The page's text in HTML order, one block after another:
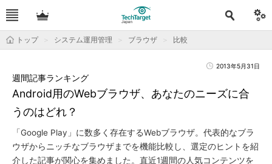
トップ システム運用管理 ブラウザ 比較
2013年5月31日
Android用のWebブラウザ、あなたのニーズに合
うのはどれ？
週間記事ランキング
「Google Play」に数多く存在するWebブラウザ。代表的なブラ
ウザからニッチなブラウザまでを機能比較し、選定のヒントを紹
介した記事が関心を集めました。直近1週間の人気コンテンツを